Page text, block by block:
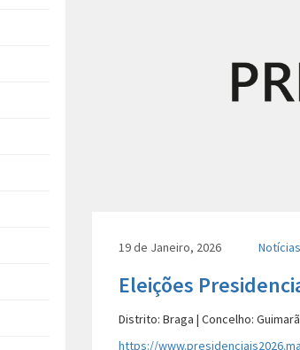
19 de Janeiro, 2026 Notícias
Eleições
Distrito: Braga | Concelho:
https://